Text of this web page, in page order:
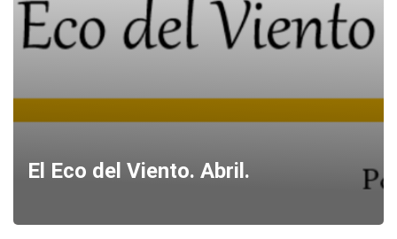
El Eco del Viento. Abril.